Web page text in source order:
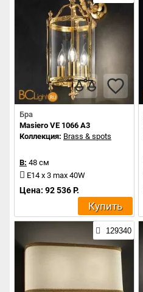
Бра
Masiero VE 1066 A3
Коллекция: Brass & spots
В: 48 см
E14 x 3 max 40W
Цена: 92 536 Р.
Купить
129340